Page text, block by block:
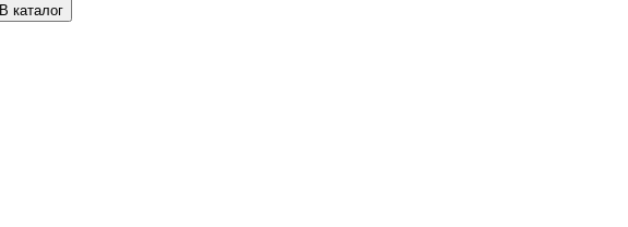
В каталог